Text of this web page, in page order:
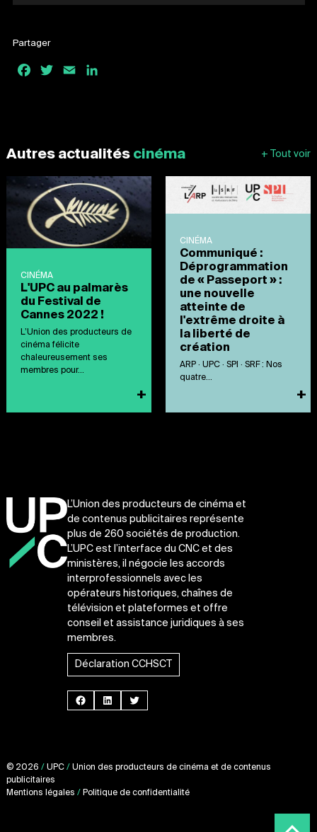
Partager
Facebook
TwitterEmail
Autres actualités cinéma
CINÉMA
L'UPC au palmarès
du Festival de
Cannes 2022 !
L’Union des producteurs de
cinéma félicite
chaleureusement ses
membres pour...
+
CINÉMA
Communiqué :
Déprogrammation
de « Passeport » :
une nouvelle
atteinte de
l'extrême droite à
la liberté de
création
ARP · UPC · SPI · SRF : Nos
quatre...
+
L’Union des producteurs de cinéma et
de contenus publicitaires représente
plus de 260 sociétés de production.
L’UPC est l’interface du CNC et des
ministères, il négocie les accords
interprofessionnels avec les
opérateurs historiques, chaînes de
télévision et plateformes et offre
conseil et assistance juridiques à ses
membres.
Déclaration CCHSCT
Facebook
LinkedInTwitter
© 2026 / UPC / Union des producteurs de cinéma et de contenus
publicitaires
Mentions légales / Politique de confidentialité